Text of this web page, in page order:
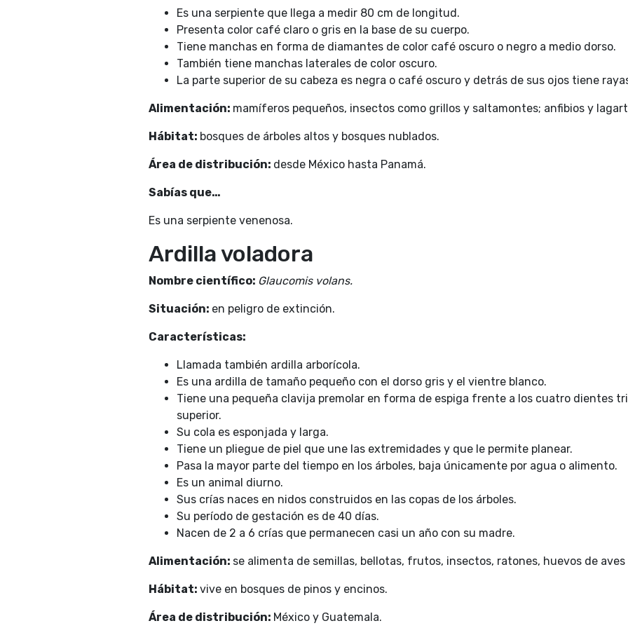
Es una serpiente que llega a medir 80 cm de longitud.
Presenta color café claro o gris en la base de su cuerpo.
Tiene manchas en forma de diamantes de color café oscuro o negro a medio dorso.
También tiene manchas laterales de color oscuro.
La parte superior de su cabeza es negra o café oscuro y detrás de sus ojos tiene
Alimentación: mamíferos pequeños, insectos como grillos y saltamontes; anfibios y
Hábitat: bosques de árboles altos y bosques nublados.
Área de distribución: desde México hasta Panamá.
Sabías que…
Es una serpiente venenosa.
Ardilla voladora
Nombre científico: Glaucomis volans.
Situación: en peligro de extinción.
Características:
Llamada también ardilla arborícola.
Es una ardilla de tamaño pequeño con el dorso gris y el vientre blanco.
Tiene una pequeña clavija premolar en forma de espiga frente a los cuatro dientes
superior.
Su cola es esponjada y larga.
Tiene un pliegue de piel que une las extremidades y que le permite planear.
Pasa la mayor parte del tiempo en los árboles, baja únicamente por agua o alimento.
Es un animal diurno.
Sus crías naces en nidos construidos en las copas de los árboles.
Su período de gestación es de 40 días.
Nacen de 2 a 6 crías que permanecen casi un año con su madre.
Alimentación: se alimenta de semillas, bellotas, frutos, insectos, ratones, huevos de
Hábitat: vive en bosques de pinos y encinos.
Área de distribución: México y Guatemala.